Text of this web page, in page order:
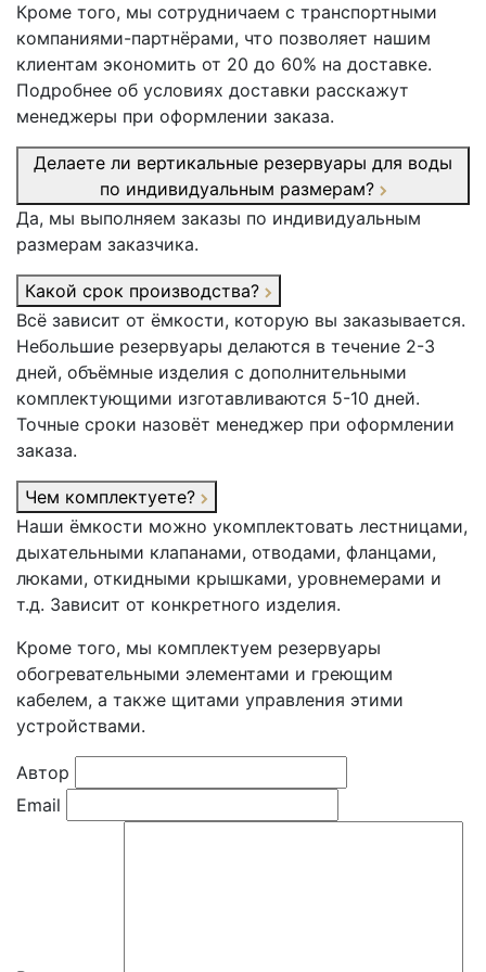
Кроме того, мы сотрудничаем с транспортными
компаниями-партнёрами, что позволяет нашим
клиентам экономить от 20 до 60% на доставке.
Подробнее об условиях доставки расскажут
менеджеры при оформлении заказа.
Делаете ли вертикальные резервуары для воды
по индивидуальным размерам?
Да, мы выполняем заказы по индивидуальным
размерам заказчика.
Какой срок производства?
Всё зависит от ёмкости, которую вы заказывается.
Небольшие резервуары делаются в течение 2-3
дней, объёмные изделия с дополнительными
комплектующими изготавливаются 5-10 дней.
Точные сроки назовёт менеджер при оформлении
заказа.
Чем комплектуете?
Наши ёмкости можно укомплектовать лестницами,
дыхательными клапанами, отводами, фланцами,
люками, откидными крышками, уровнемерами и
т.д. Зависит от конкретного изделия.
Кроме того, мы комплектуем резервуары
обогревательными элементами и греющим
кабелем, а также щитами управления этими
устройствами.
Автор
Email